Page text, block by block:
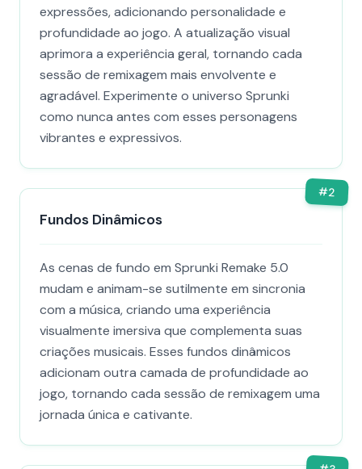
expressões, adicionando personalidade e
profundidade ao jogo. A atualização visual
aprimora a experiência geral, tornando cada
sessão de remixagem mais envolvente e
agradável. Experimente o universo Sprunki
como nunca antes com esses personagens
vibrantes e expressivos.
#2
Fundos Dinâmicos
As cenas de fundo em Sprunki Remake 5.0
mudam e animam-se sutilmente em sincronia
com a música, criando uma experiência
visualmente imersiva que complementa suas
criações musicais. Esses fundos dinâmicos
adicionam outra camada de profundidade ao
jogo, tornando cada sessão de remixagem uma
jornada única e cativante.